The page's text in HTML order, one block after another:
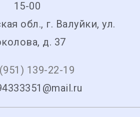
15-00
обл., г. Валуйки, ул.
д. 37
139-22-19